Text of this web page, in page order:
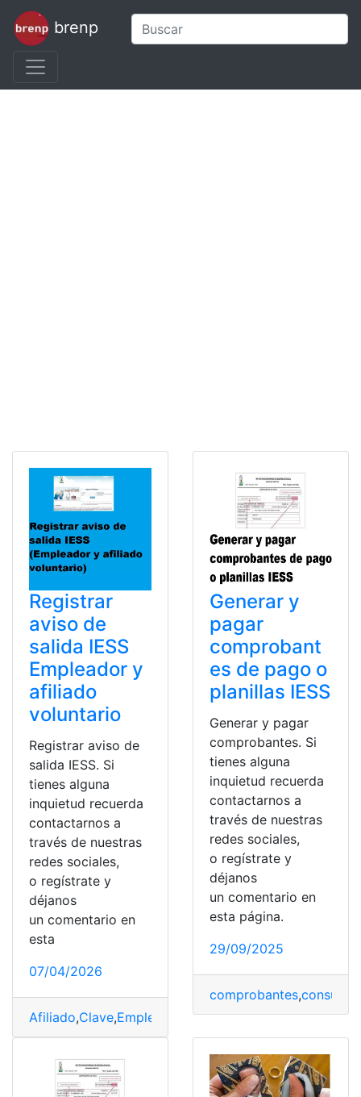
brenp
Registrar
aviso de
salida IESS
Empleador y
afiliado
voluntario
Registrar aviso de
salida IESS. Si
tienes alguna
inquietud recuerda
contactarnos a
través de nuestras
redes sociales,
o regístrate y
déjanos
un comentario en
esta
07/04/2026
Afiliado,Clave,Empleado IESS,patronal,registrar,
Generar y
pagar
comprobant
es de pago o
planillas IESS
Generar y pagar
comprobantes. Si
tienes alguna
inquietud recuerda
contactarnos a
través de nuestras
redes sociales,
o regístrate y
déjanos
un comentario en
esta página.
29/09/2025
comprobantes,